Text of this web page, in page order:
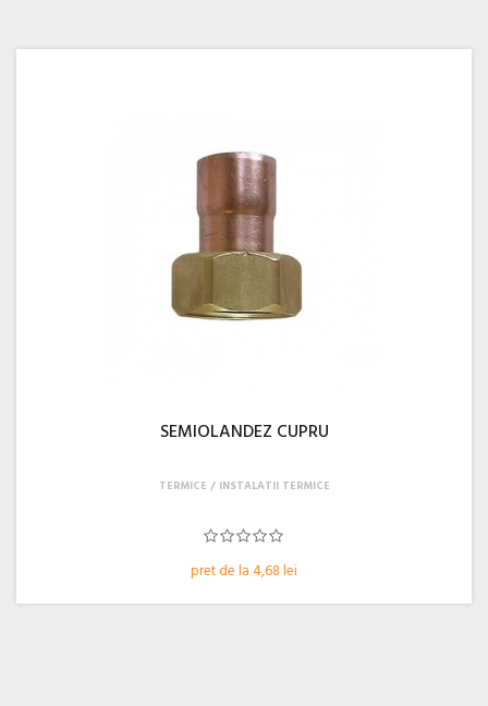
SEMIOLANDEZ CUPRU
pret de la 4,68 lei
TERMICE INSTALATII TERMICE